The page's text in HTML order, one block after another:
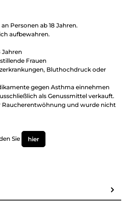
Personen ab 18 Jahren.
aufbewahren.
Jahren
Frauen
Bluthochdruck oder
gegen Asthma einnehmen
als Genussmittel verkauft.
Raucherentwöhnung und wurde nicht
Sie hier